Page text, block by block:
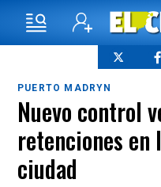
PUERTO MADRYN
Nuevo control
retenciones en
ciudad